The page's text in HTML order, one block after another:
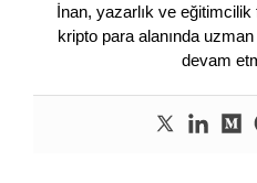
İnan, yazarlık ve
kripto para alanında
devam